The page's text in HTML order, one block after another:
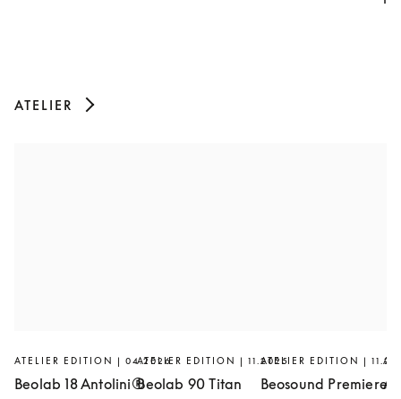
ATELIER
ATELIER EDITION | 04.2026
Beolab 18 Antolini®
ATELIER EDITION | 11.2025
Beolab 90 Titan
ATELIER EDITION |
Beosound Premiere